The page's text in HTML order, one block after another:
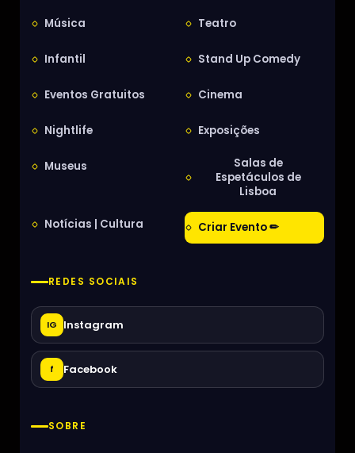
Música Teatro
Infantil Stand Up Comedy
Eventos Gratuitos Cinema
Nightlife Exposições
Museus
Salas de
Espetáculos de
Lisboa
Notícias | Cultura Criar Evento ✏
REDES SOCIAIS
IG Instagram
f Facebook
SOBRE